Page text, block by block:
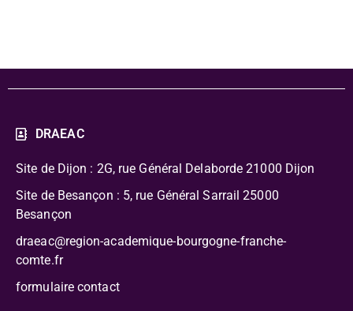
DRAEAC
Site de Dijon : 2G, rue Général Delaborde 21000 Dijon
Site de Besançon : 5, rue Général Sarrail 25000
Besançon
draeac@region-academique-bourgogne-franche-
comte.fr
formulaire contact